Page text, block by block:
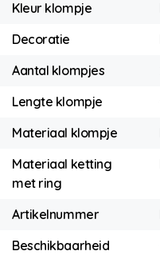
Kleur klompje
Decoratie
Aantal klompjes
Lengte klompje
Materiaal klompje
Materiaal ketting
met ring
Artikelnummer
Beschikbaarheid